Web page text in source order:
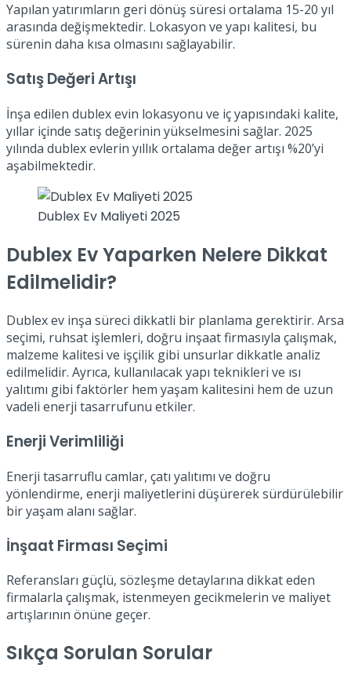
Yapılan yatırımların geri dönüş süresi ortalama 15-20 yıl
arasında değişmektedir. Lokasyon ve yapı kalitesi, bu
sürenin daha kısa olmasını sağlayabilir.
Satış Değeri Artışı
İnşa edilen dublex evin lokasyonu ve iç yapısındaki kalite,
yıllar içinde satış değerinin yükselmesini sağlar. 2025
yılında dublex evlerin yıllık ortalama değer artışı %20’yi
aşabilmektedir.
Dublex Ev Maliyeti 2025
Dublex Ev Yaparken Nelere Dikkat
Edilmelidir?
Dublex ev inşa süreci dikkatli bir planlama gerektirir. Arsa
seçimi, ruhsat işlemleri, doğru inşaat firmasıyla çalışmak,
malzeme kalitesi ve işçilik gibi unsurlar dikkatle analiz
edilmelidir. Ayrıca, kullanılacak yapı teknikleri ve ısı
yalıtımı gibi faktörler hem yaşam kalitesini hem de uzun
vadeli enerji tasarrufunu etkiler.
Enerji Verimliliği
Enerji tasarruflu camlar, çatı yalıtımı ve doğru
yönlendirme, enerji maliyetlerini düşürerek sürdürülebilir
bir yaşam alanı sağlar.
İnşaat Firması Seçimi
Referansları güçlü, sözleşme detaylarına dikkat eden
firmalarla çalışmak, istenmeyen gecikmelerin ve maliyet
artışlarının önüne geçer.
Sıkça Sorulan Sorular